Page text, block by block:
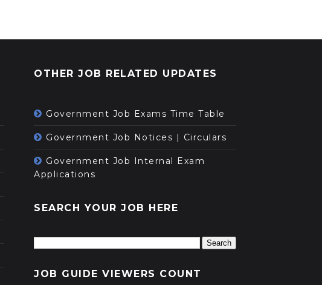
OTHER JOB RELATED UPDATES
Government Job Exams Time Table
Government Job Notices | Circulars
Government Job Internal Exam
Applications
SEARCH YOUR JOB HERE
JOB GUIDE VIEWERS COUNT